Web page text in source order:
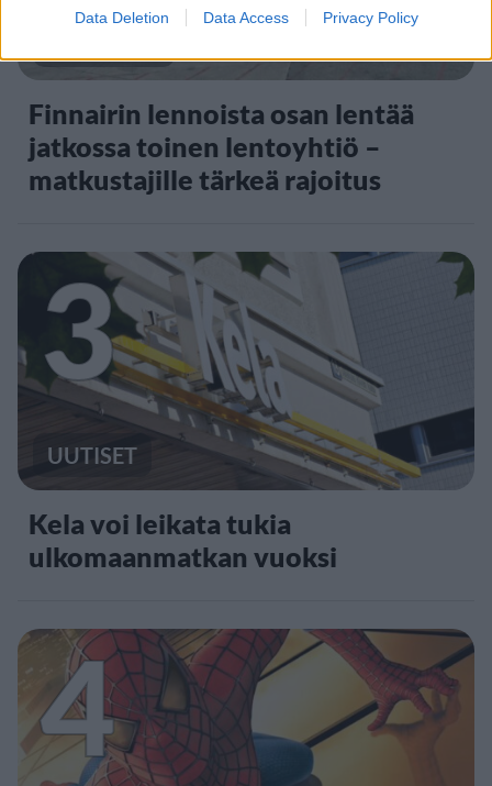
Data Deletion Data Access Privacy Policy
Finnairin lennoista osan lentää
jatkossa toinen lentoyhtiö –
matkustajille tärkeä rajoitus
3
UUTISET
Kela voi leikata tukia
ulkomaanmatkan vuoksi
4